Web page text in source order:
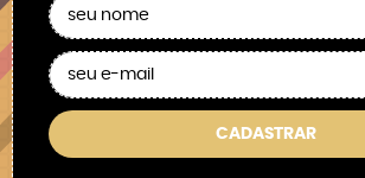
CADASTRAR